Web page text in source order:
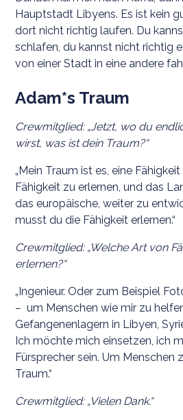
Hauptstadt Libyens. Es ist kein
dort nicht richtig laufen. Du
schlafen, du kannst nicht richtig
von einer Stadt in eine andere
Adam*s Traum
Crewmitglied: „Jetzt, wo du
wirst, was ist dein Traum?“
„Mein Traum ist es, eine
Fähigkeit zu erlernen, und das
das europäische, weiter zu
musst du die Fähigkeit erlernen.“
Crewmitglied: „Welche Art von
erlernen?“
„Ingenieur. Oder zum Beispiel
– um Menschen wie mir zu
Gefangenenlagern in Libyen,
Ich möchte mich einsetzen, ich
Fürsprecher sein. Um Menschen
Traum.“
Crewmitglied: „Vielen Dank.“